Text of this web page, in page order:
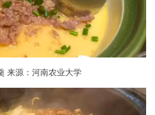
来源：河南农业大学